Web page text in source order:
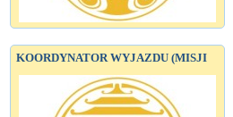
KOORDYNATOR WYJAZDU (MISJI